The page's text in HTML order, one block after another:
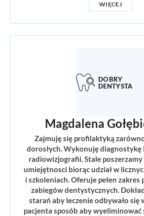
WIĘCEJ
Magdalena
Zajmuję się profilaktyką
dorosłych. Wykonuję diagnostykę
radiowizjografii. Stale
umiejętnosci biorąc udział w
i szkoleniach. Oferuje pełen
zabiegów dentystycznych.
starań aby leczenie odbywało się
pacjenta sposób aby wyeliminować